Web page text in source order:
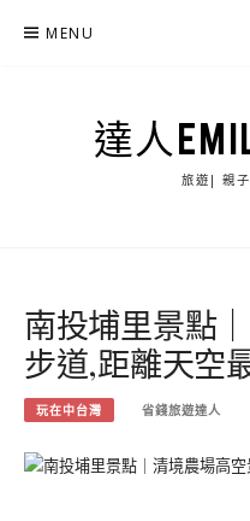
MENU
達人
旅遊| 親
南投埔里景點
步道,距離天空
玩在中台灣 省錢旅遊達人